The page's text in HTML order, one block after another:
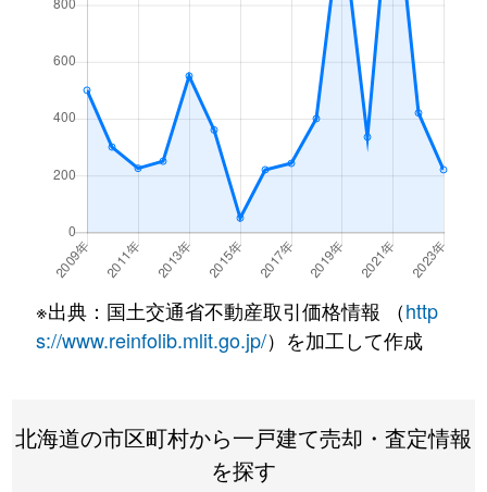
※出典：国土交通省不動産取引価格情報 （http
s://www.reinfolib.mlit.go.jp/）を加工して作成
北海道の市区町村から一戸建て売却・査定情報
を探す